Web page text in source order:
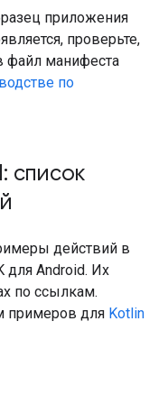
приложения
проверьте,
файл манифеста
по
список
действий в
для Android. Их
по ссылкам.
примеров для Kotlin